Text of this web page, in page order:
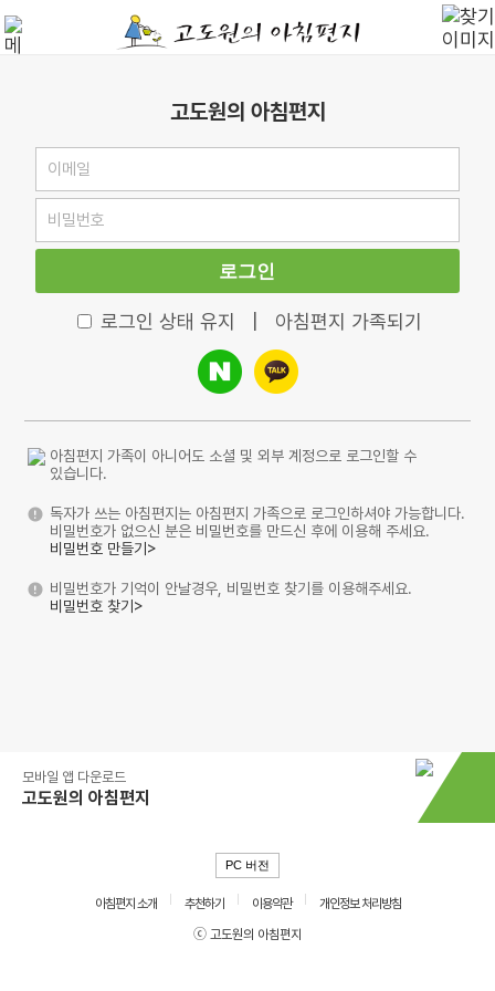
고도원의 아침편지
로그인
로그인 상태 유지 아침편지 가족되기
아침편지 가족이 아니어도 소셜 및 외부 계정으로 로그인할 수
있습니다.
독자가 쓰는 아침편지는 아침편지 가족으로 로그인하셔야 가능합니다.
비밀번호가 없으신 분은 비밀번호를 만드신 후에 이용해 주세요.
비밀번호 만들기>
비밀번호가 기억이 안날경우, 비밀번호 찾기를 이용해주세요.
비밀번호 찾기>
모바일 앱 다운로드
고도원의 아침편지
PC 버전
아침편지 소개 추천하기 이용약관
개인정보 처리방침
ⓒ 고도원의 아침편지